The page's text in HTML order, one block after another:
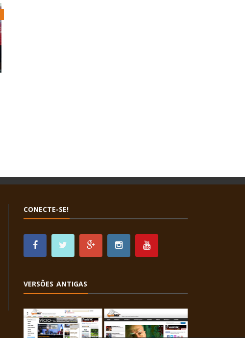
CONECTE-SE!
VERSÕES ANTIGAS